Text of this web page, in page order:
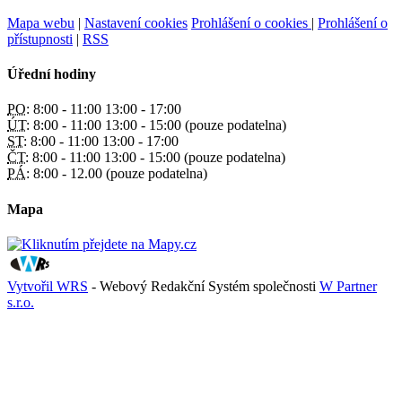
Mapa webu | Nastavení cookies Prohlášení o cookies | Prohlášení o
přístupnosti | RSS
Úřední hodiny
PO: 8:00 - 11:00 13:00 - 17:00
ÚT: 8:00 - 11:00 13:00 - 15:00 (pouze podatelna)
ST: 8:00 - 11:00 13:00 - 17:00
ČT: 8:00 - 11:00 13:00 - 15:00 (pouze podatelna)
PÁ: 8:00 - 12.00 (pouze podatelna)
Mapa
Vytvořil WRS - Webový Redakční Systém společnosti W Partner
s.r.o.